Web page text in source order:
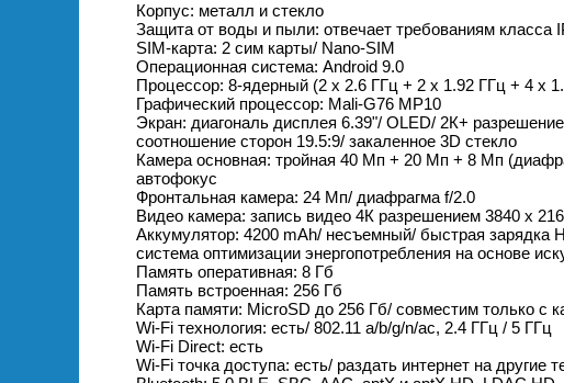
Корпус: металл и стекло
Защита от воды и пыли: отвечает требованиям класса
SIM-карта: 2 сим карты/ Nano-SIM
Операционная система: Android 9.0
Процессор: 8-ядерный (2 х 2.6 ГГц + 2 х 1.92 ГГц + 4 х
Графический процессор: Mali-G76 MP10
Экран: диагональ дисплея 6.39"/ OLED/ 2К+
соотношение сторон 19.5:9/ закаленное 3D стекло
Камера основная: тройная 40 Мп + 20 Мп + 8 Мп
автофокус
Фронтальная камера: 24 Мп/ диафрагма f/2.0
Видео камера: запись видео 4К разрешением 3840 x
Аккумулятор: 4200 mAh/ несъемный/ быстрая зарядка
система оптимизации энергопотребления на основе
Память оперативная: 8 Гб
Память встроенная: 256 Гб
Карта памяти: MicroSD до 256 Гб/ совместим только с
Wi-Fi технология: есть/ 802.11 a/b/g/n/ac, 2.4 ГГц / 5 ГГц
Wi-Fi Direct: есть
Wi-Fi точка доступа: есть/ раздать интернет на